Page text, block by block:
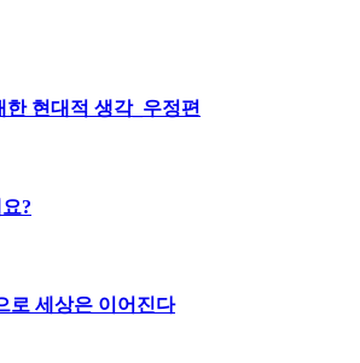
현대적 생각_우정편
?
로 세상은 이어진다